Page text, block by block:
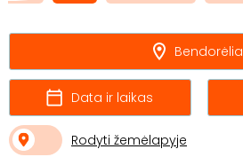
Data ir laikas
Rodyti žemėlapyje